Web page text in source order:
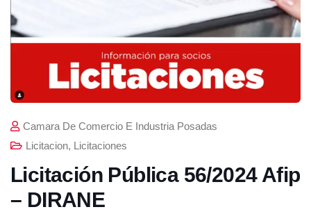
Camara De Comercio E Industria Posadas
Licitacion, Licitaciones
Licitación Pública 56/2024 Afip
– DIRANE